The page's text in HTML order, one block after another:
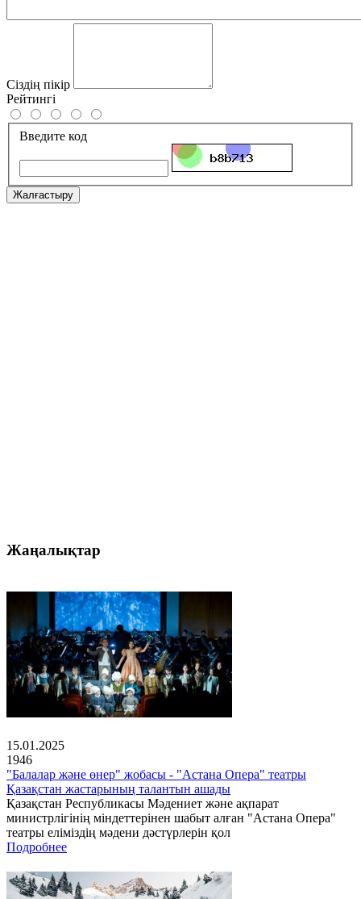
Сіздің пікір
Рейтингі
Введите код
Жалғастыру
Жаңалықтар
15.01.2025
1946
"Балалар және өнер" жобасы - "Астана Опера" театры
Қазақстан жастарының талантын ашады
Қазақстан Республикасы Мәдениет және ақпарат
министрлігінің міндеттерінен шабыт алған "Астана Опера"
театры еліміздің мәдени дәстүрлерін қол
Подробнее